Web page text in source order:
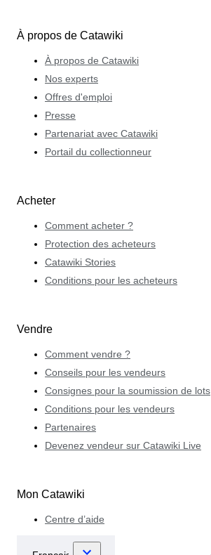
À propos de Catawiki
À propos de Catawiki
Nos experts
Offres d'emploi
Presse
Partenariat avec Catawiki
Portail du collectionneur
Acheter
Comment acheter ?
Protection des acheteurs
Catawiki Stories
Conditions pour les acheteurs
Vendre
Comment vendre ?
Conseils pour les vendeurs
Consignes pour la soumission de lots
Conditions pour les vendeurs
Partenaires
Devenez vendeur sur Catawiki Live
Mon Catawiki
Centre d’aide